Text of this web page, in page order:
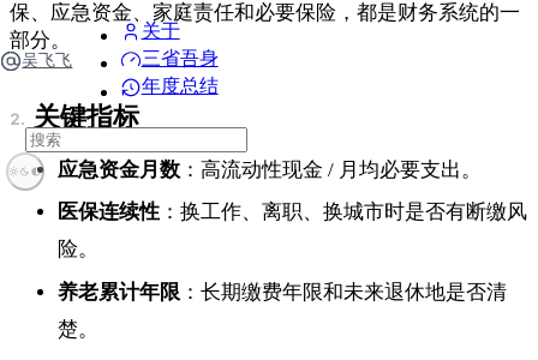
吴飞飞
关于
三省吾身
年度总结
保、应急资金、家庭责任和必要保险，都是财务系统的一
部分。
关键指标
应急资金月数 ：高流动性现金 / 月均必要支出。
医保连续性 ：换工作、离职、换城市时是否有断缴风
险。
养老累计年限 ：长期缴费年限和未来退休地是否清
楚。